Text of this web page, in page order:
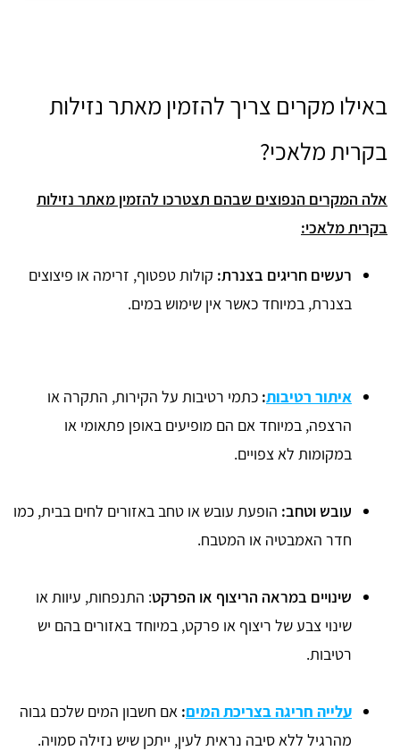
באילו מקרים צריך להזמין מאתר נזילות
בקרית מלאכי?
אלה המקרים הנפוצים שבהם תצטרכו להזמין מאתר נזילות
בקרית מלאכי:
רעשים חריגים בצנרת: קולות טפטוף, זרימה או פיצוצים
בצנרת, במיוחד כאשר אין שימוש במים.
איתור רטיבות: כתמי רטיבות על הקירות, התקרה או
הרצפה, במיוחד אם הם מופיעים באופן פתאומי או
במקומות לא צפויים.
עובש וטחב: הופעת עובש או טחב באזורים לחים בבית, כמו
חדר האמבטיה או המטבח.
שינויים במראה הריצוף או הפרקט: התנפחות, עיוות או
שינוי צבע של ריצוף או פרקט, במיוחד באזורים בהם יש
רטיבות.
עלייה חריגה בצריכת המים: אם חשבון המים שלכם גבוה
מהרגיל ללא סיבה נראית לעין, ייתכן שיש נזילה סמויה.